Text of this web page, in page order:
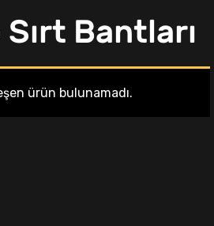
Bantları
ürün bulunamadı.